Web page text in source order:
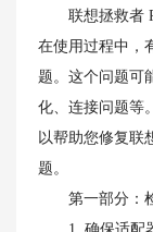
联想拯救者
在使用过程中，
题。这个问题可
化、连接问题等
以帮助您修复联
题。
第一部分：检